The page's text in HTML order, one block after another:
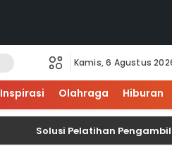
Kamis, 6 Agustus
Inspirasi Olahraga Hiburan
Solusi Pelatihan Pengambilan